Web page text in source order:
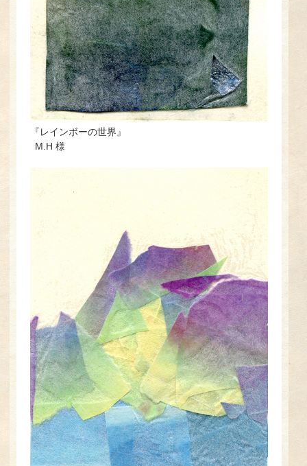
『レインボーの世界』
M.H 様